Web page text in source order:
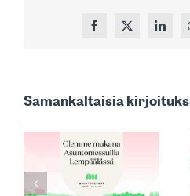
Facebook
X
SamankaltaisiaMARKKINOIDEN
MUSTANG –